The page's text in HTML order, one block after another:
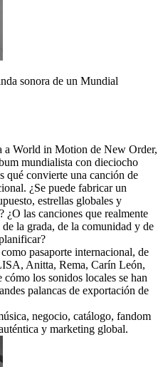
sonora de un Mundial
a World in Motion de New Order,
mundialista con dieciocho
qué convierte una canción de
¿Se puede fabricar un
estrellas globales y
¿O las canciones que realmente
la grada, de la comunidad y de
pasaporte internacional, de
Anitta, Rema, Carín León,
los sonidos locales se han
palancas de exportación de
negocio, catálogo, fandom
y marketing global.